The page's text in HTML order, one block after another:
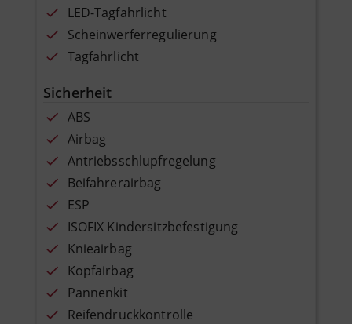
LED-Tagfahrlicht
Scheinwerferregulierung
Tagfahrlicht
Sicherheit
ABS
Airbag
Antriebsschlupfregelung
Beifahrerairbag
ESP
ISOFIX Kindersitzbefestigung
Knieairbag
Kopfairbag
Pannenkit
Reifendruckkontrolle